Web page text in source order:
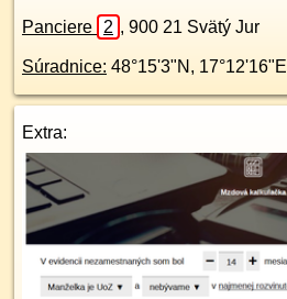
Panciere 2 , 900 21 Svätý Jur
Súradnice: 48°15'3"N , 17°12'16"E
Extra: